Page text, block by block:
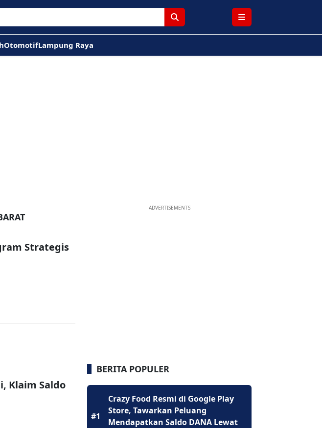
OtomotifLampung Raya
Strategis
Klaim Saldo
ADVERTISEMENTS
BERITA POPULER
#1
Crazy Food Resmi di Google Play
Store, Tawarkan Peluang
Mendapatkan Saldo DANA Lewat